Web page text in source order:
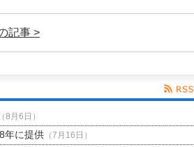
記事 >
8月6日）
年に提供（7月16日）